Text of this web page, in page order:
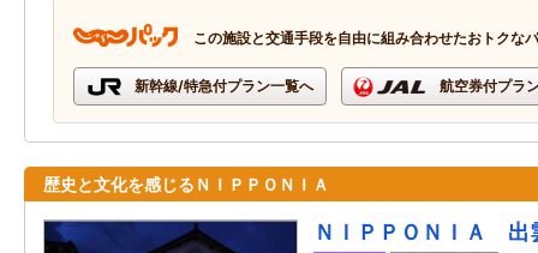
この施設と交通手段を自由に組み合わせたおトクな
新幹線/特急付プラン一覧へ 航空券付プラ
歴史と文化を感じるＮＩＰＰＯＮＩＡ
ＮＩＰＰＯＮＩＡ